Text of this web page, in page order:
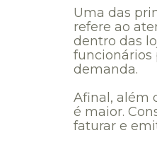
Uma das
refere ao
dentro das
funcionários
demanda.
Afinal, além
é maior.
faturar e